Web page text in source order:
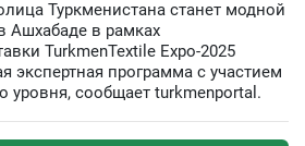
Туркменистана станет модной
Ашхабаде в рамках
TurkmenTextile Expo-2025
экспертная программа с участием
уровня, сообщает turkmenportal.